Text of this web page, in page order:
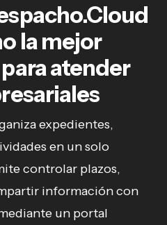
la mejor
atender
expedientes,
en un solo
controlar plazos,
información con
un portal